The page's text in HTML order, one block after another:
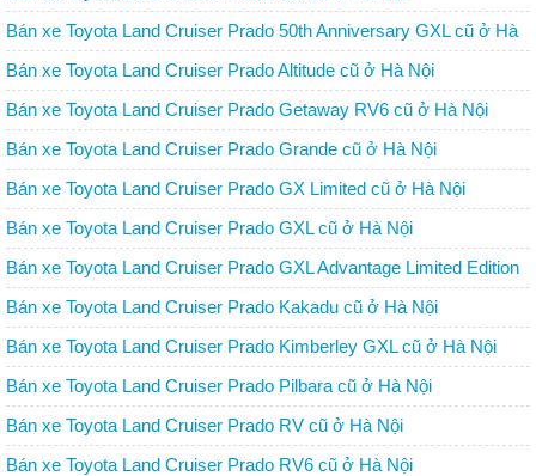
Bán xe Toyota Land Cruiser Prado 50th Anniversary GXL cũ ở Hà
Nội
Bán xe Toyota Land Cruiser Prado Altitude cũ ở Hà Nội
Bán xe Toyota Land Cruiser Prado Getaway RV6 cũ ở Hà Nội
Bán xe Toyota Land Cruiser Prado Grande cũ ở Hà Nội
Bán xe Toyota Land Cruiser Prado GX Limited cũ ở Hà Nội
Bán xe Toyota Land Cruiser Prado GXL cũ ở Hà Nội
Bán xe Toyota Land Cruiser Prado GXL Advantage Limited Edition
cũ ở Hà Nội
Bán xe Toyota Land Cruiser Prado Kakadu cũ ở Hà Nội
Bán xe Toyota Land Cruiser Prado Kimberley GXL cũ ở Hà Nội
Bán xe Toyota Land Cruiser Prado Pilbara cũ ở Hà Nội
Bán xe Toyota Land Cruiser Prado RV cũ ở Hà Nội
Bán xe Toyota Land Cruiser Prado RV6 cũ ở Hà Nội